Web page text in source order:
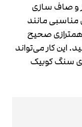
و صاف سازی
مانند
همترازی صحیح
کار می‌تواند
سنگ کوبیک